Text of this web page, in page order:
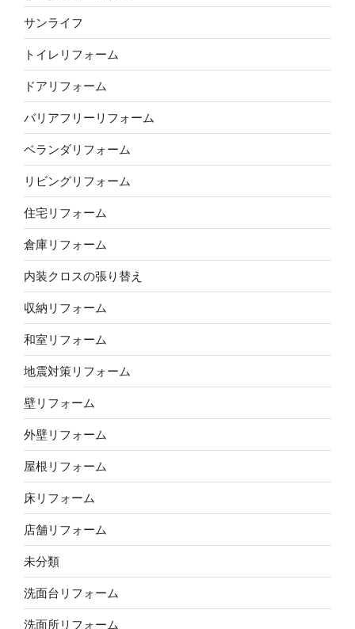
サンライフ
トイレリフォーム
ドアリフォーム
バリアフリーリフォーム
ベランダリフォーム
リビングリフォーム
住宅リフォーム
倉庫リフォーム
内装クロスの張り替え
収納リフォーム
和室リフォーム
地震対策リフォーム
壁リフォーム
外壁リフォーム
屋根リフォーム
床リフォーム
店舗リフォーム
未分類
洗面台リフォーム
洗面所リフォーム